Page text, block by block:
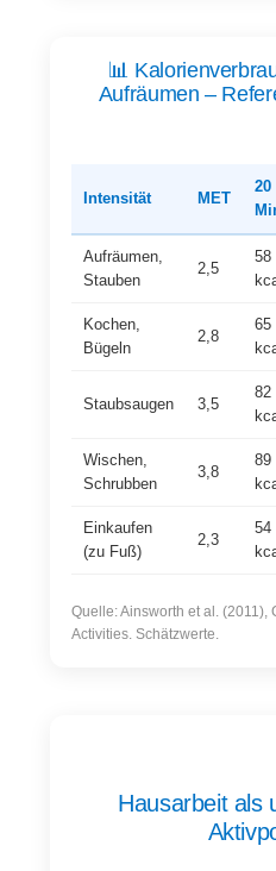
📊
Aufräumen –
Intensität MET
20
Aufräumen,
Stauben
2,5
58
Kochen,
Bügeln
2,8
65
Staubsaugen 3,5
82
Wischen,
Schrubben
3,8
89
Einkaufen
(zu Fuß)
2,3
54
Quelle: Ainsworth et al. (2011),
Activities. Schätzwerte.
Hausarbeit als